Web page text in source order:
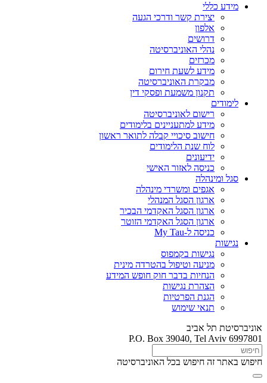
מידע כללי
יצירת קשר ודרכי הגעה
אלפון
דרושים
נהלי האוניברסיטה
מכרזים
מידע לשעת חירום
מבקרת האוניברסיטה
תקנון משמעת ופסקי דין
לימודים
רישום לאוניברסיטה
מידע למתעניינים בלימודים
חישוב סיכויי קבלה לתואר ראשון
לוח שנת הלימודים
ידיעונים
כניסה לאזור האישי
סגל ומינהלה
אגפים ומשרדי מינהלה
ארגון הסגל המנהלי
ארגון הסגל האקדמי הבכיר
ארגון הסגל האקדמי הזוטר
כניסה ל-My Tau
נגישות
נגישות בקמפוס
מניעה וטיפול בהטרדה מינית
הנחיות בדבר חוק חופש המידע
הצהרת נגישות
הגנת הפרטיות
תנאי שימוש
אוניברסיטת תל אביב
P.O. Box 39040, Tel Aviv 6997801
חיפוש באתר זה חיפוש בכל האוניברסיטה